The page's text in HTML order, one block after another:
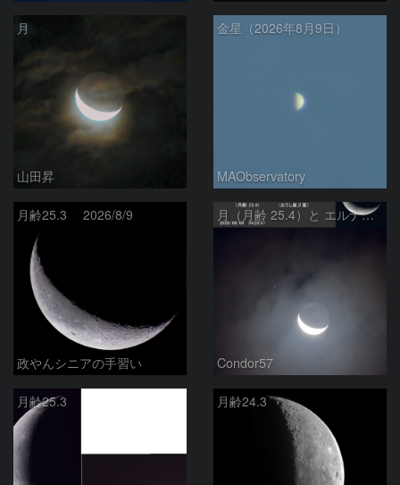
月
山田昇
金星（2026年8月9日）
MAObservatory
月齢25.3 2026/8/9
政やんシニアの手習い
月（月齢 25.4）と エルナト（おうし座β星）
Condor57
月齢25.3 月齢24.3